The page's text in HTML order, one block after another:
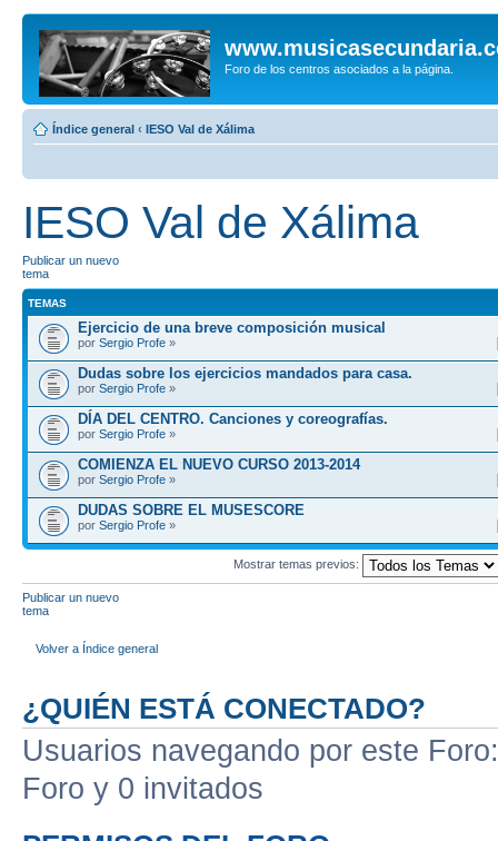
Foro de los centros asociados a la página.
Índice general ‹ IESO Val de Xálima
IESO Val de Xálima
Publicar un nuevo
tema
TEMAS
Ejercicio de una breve composición musical
por Sergio Profe »
Dudas sobre los ejercicios mandados para casa.
por Sergio Profe »
DÍA DEL CENTRO. Canciones y coreografías.
por Sergio Profe »
COMIENZA EL NUEVO CURSO 2013-2014
por Sergio Profe »
DUDAS SOBRE EL MUSESCORE
por Sergio Profe »
Mostrar temas previos:
Publicar un nuevo
tema
Volver a Índice general
¿QUIÉN ESTÁ CONECTADO?
Usuarios navegando por este
Foro y 0 invitados